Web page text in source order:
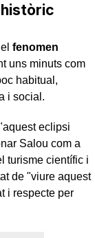
fenomen
uns minuts com
habitual,
i social.
eclipsi
Salou com a
turisme científic i
de "viure aquest
i respecte per